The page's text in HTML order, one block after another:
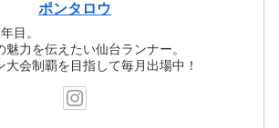
ポンタロウ
目。
魅力を伝えたい仙台ランナー。
大会制覇を目指して毎月出場中！